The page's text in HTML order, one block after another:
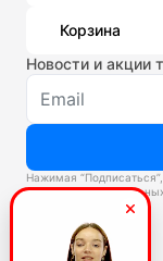
Корзина
Новости и акции
Нажимая
обработку
Склады